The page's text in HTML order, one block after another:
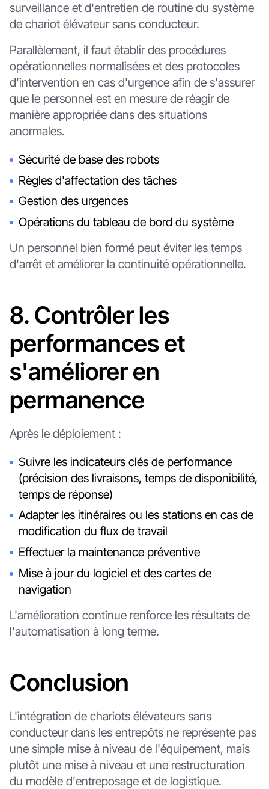
surveillance et d'entretien de routine du système
de chariot élévateur sans conducteur.
Parallèlement, il faut établir des procédures
opérationnelles normalisées et des protocoles
d'intervention en cas d'urgence afin de s'assurer
que le personnel est en mesure de réagir de
manière appropriée dans des situations
anormales.
Sécurité de base des robots
Règles d'affectation des tâches
Gestion des urgences
Opérations du tableau de bord du système
Un personnel bien formé peut éviter les temps
d'arrêt et améliorer la continuité opérationnelle.
8. Contrôler les
performances et
s'améliorer en
permanence
Après le déploiement :
Suivre les indicateurs clés de performance
(précision des livraisons, temps de disponibilité,
temps de réponse)
Adapter les itinéraires ou les stations en cas de
modification du flux de travail
Effectuer la maintenance préventive
Mise à jour du logiciel et des cartes de
navigation
L'amélioration continue renforce les résultats de
l'automatisation à long terme.
Conclusion
L'intégration de chariots élévateurs sans
conducteur dans les entrepôts ne représente pas
une simple mise à niveau de l'équipement, mais
plutôt une mise à niveau et une restructuration
du modèle d'entreposage et de logistique.